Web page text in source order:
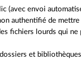
(avec envoi
authentifié de
fichiers lourds qui ne
et